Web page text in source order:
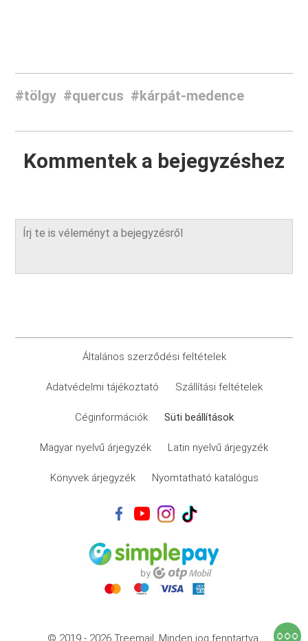
#tölgy #quercus #kárpát-medence
Kommentek a bejegyzéshez
Általános szerződési feltételek
Adatvédelmi tájékoztató Szállítási feltételek
Céginformációk Süti beállítások
Magyar nyelvű árjegyzék Latin nyelvű árjegyzék
Könyvek árjegyzék Nyomtatható katalógus
© 2019 - 2026 Treemail. Minden jog fenntartva.